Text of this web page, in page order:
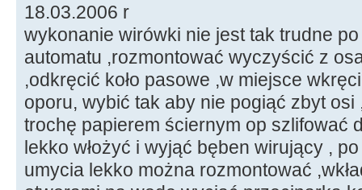
18.03.2006 r
wykonanie wirówki nie jest tak trudne
automatu ,rozmontować wyczyścić z
,odkręcić koło pasowe ,w miejsce
oporu, wybić tak aby nie pogiąć zbyt osi
trochę papierem ściernym op szlifować
lekko włożyć i wyjąć bęben wirujący ,
umycia lekko można rozmontować